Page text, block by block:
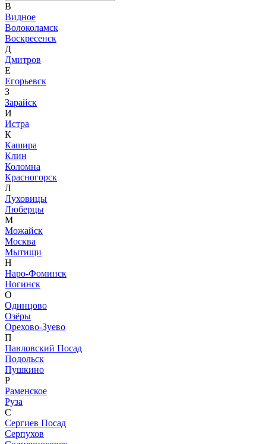
В
Видное
Волоколамск
Воскресенск
Д
Дмитров
Е
Егорьевск
З
Зарайск
И
Истра
К
Кашира
Клин
Коломна
Красногорск
Л
Луховицы
Люберцы
М
Можайск
Москва
Мытищи
Н
Наро-Фоминск
Ногинск
О
Одинцово
Озёры
Орехово-Зуево
П
Павловский Посад
Подольск
Пушкино
Р
Раменское
Руза
С
Сергиев Посад
Серпухов